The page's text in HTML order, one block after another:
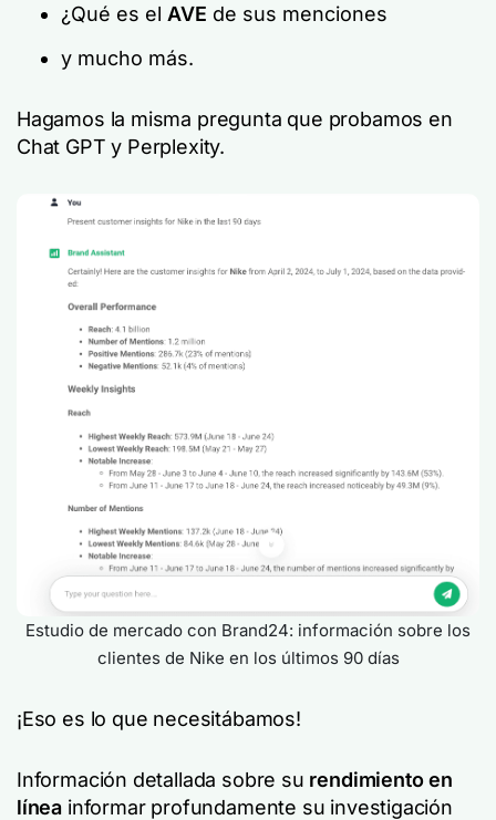
¿Qué es el AVE de sus menciones
y mucho más.
Hagamos la misma pregunta que probamos en
Chat GPT y Perplexity.
Estudio de mercado con Brand24: información sobre los
clientes de Nike en los últimos 90 días
¡Eso es lo que necesitábamos!
Información detallada sobre su rendimiento en
línea informar profundamente su investigación